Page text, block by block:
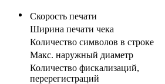
Скорость печати
Ширина печати чека
Количество символов в строке
Макс. наружный диаметр
Количество фискализаций,
перерегистраций